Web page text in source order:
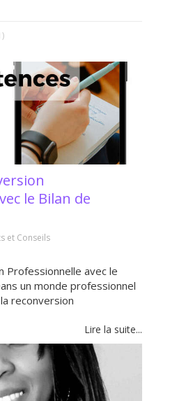
le Bilan de
et Conseils
Professionnelle avec le
un monde professionnel
reconversion
Lire la suite...